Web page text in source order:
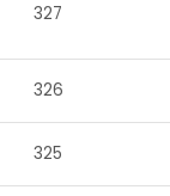
327
326
325